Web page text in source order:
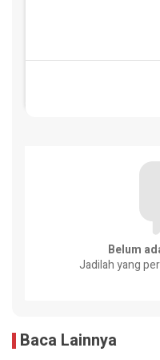
Belum
Jadilah yang
Baca Lainnya